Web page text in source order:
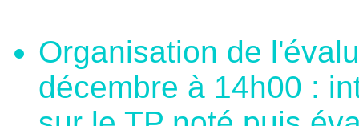
Organisation de
décembre à 14h00 :